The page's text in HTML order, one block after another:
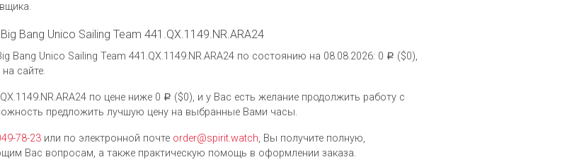
Bang Unico Sailing Team 441.QX.1149.NR.ARA24
Unico Sailing Team 441.QX.1149.NR.ARA24 по состоянию на 08.08.2026: 0 Р ($0),
сайте.
по цене ниже 0 Р ($0), и у Вас есть желание продолжить работу с
предложить лучшую цену на выбранные Вами часы.
78-23 или по электронной почте order@spirit.watch, Вы получите полную,
Вас вопросам, а также практическую помощь в оформлении заказа.